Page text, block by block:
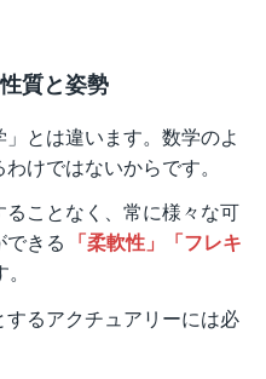
質と姿勢
とは違います。数学のよ
けではないからです。
ことなく、常に様々な可
きる 「柔軟性」「フレキ
るアクチュアリーには必